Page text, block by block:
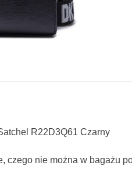
R22D3Q61 Czarny
czego nie można w bagażu